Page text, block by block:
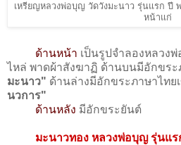
เหรียญหลวงพ่อบุญ วัดวังมะนาว รุ่นแรก ปี
หน้าแก่
ด้านหน้า เป็นรูปจำลองหลวง
ไหล่ พาดผ้าสังฆาฏิ ด้านบนมีอักขระ
มะนาว" ด้านล่างมีอักขระภาษาไทย
นวการ"
ด้านหลัง มีอักขระยันต์
มะนาวทอง หลวงพ่อบุญ รุ่นแร